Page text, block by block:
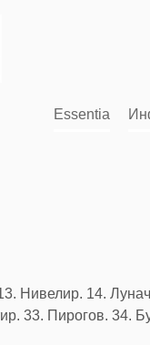
Essentia
Нивелир. 14.
33. Пирогов. 34.